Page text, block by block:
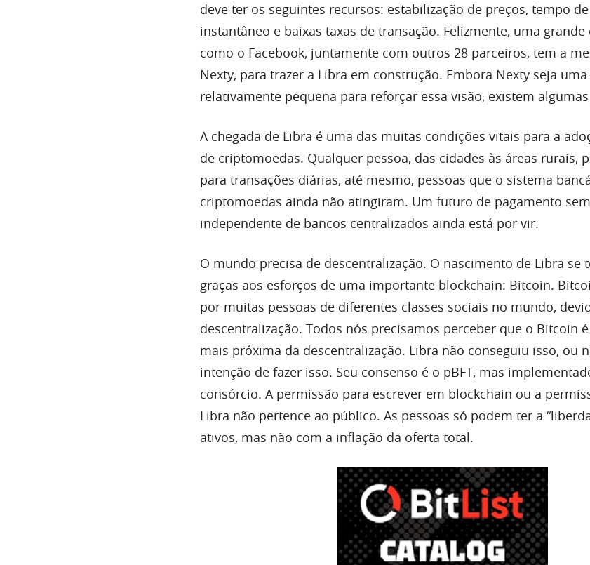
deve ter os seguintes recursos: estabilização de preços, tempo
instantâneo e baixas taxas de transação. Felizmente, uma
como o Facebook, juntamente com outros 28 parceiros, tem a
Nexty, para trazer a Libra em construção. Embora Nexty seja
relativamente pequena para reforçar essa visão, existem
A chegada de Libra é uma das muitas condições vitais para a
de criptomoedas. Qualquer pessoa, das cidades às áreas rurais,
para transações diárias, até mesmo, pessoas que o sistema
criptomoedas ainda não atingiram. Um futuro de pagamento
independente de bancos centralizados ainda está por vir.
O mundo precisa de descentralização. O nascimento de Libra se
graças aos esforços de uma importante blockchain: Bitcoin.
por muitas pessoas de diferentes classes sociais no mundo,
descentralização. Todos nós precisamos perceber que o Bitcoin
mais próxima da descentralização. Libra não conseguiu isso, ou
intenção de fazer isso. Seu consenso é o pBFT, mas
consórcio. A permissão para escrever em blockchain ou a
Libra não pertence ao público. As pessoas só podem ter a
ativos, mas não com a inflação da oferta total.